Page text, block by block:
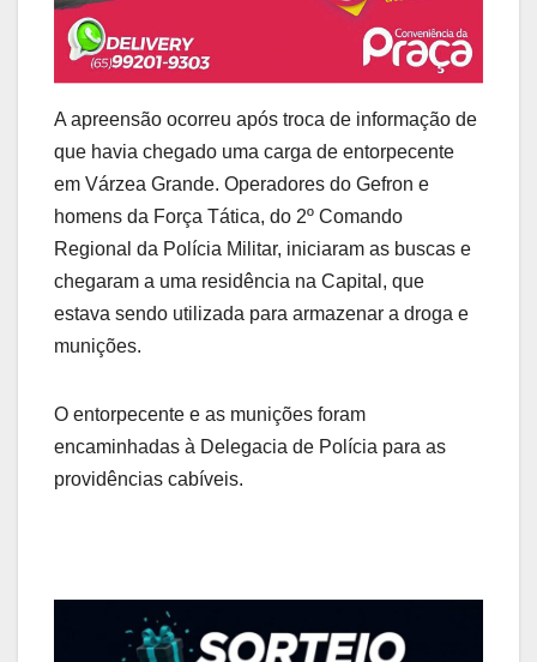
A apreensão ocorreu após troca de informação de
que havia chegado uma carga de entorpecente
em Várzea Grande. Operadores do Gefron e
homens da Força Tática, do 2º Comando
Regional da Polícia Militar, iniciaram as buscas e
chegaram a uma residência na Capital, que
estava sendo utilizada para armazenar a droga e
munições.
O entorpecente e as munições foram
encaminhadas à Delegacia de Polícia para as
providências cabíveis.